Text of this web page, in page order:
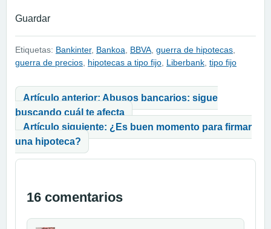
Guardar
Etiquetas: Bankinter, Bankoa BBVA guerra de hipotecas
guerra de precios hipotecas a tipo fijo Liberbank tipo fijo
Navegación de entradas
Artículo anterior: Abusos bancarios: sigue
buscando cuál te afecta
Artículo siguiente: ¿Es buen momento para firmar
una hipoteca?
16 comentarios